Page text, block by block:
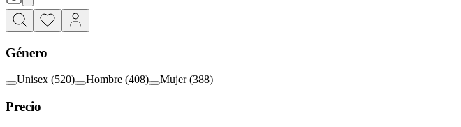
Género
Unisex (520) Hombre (408) Mujer (388)
Precio